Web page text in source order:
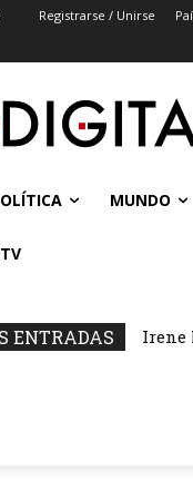
Registrarse / Unirse
MUNDO
ENTRADAS Irene